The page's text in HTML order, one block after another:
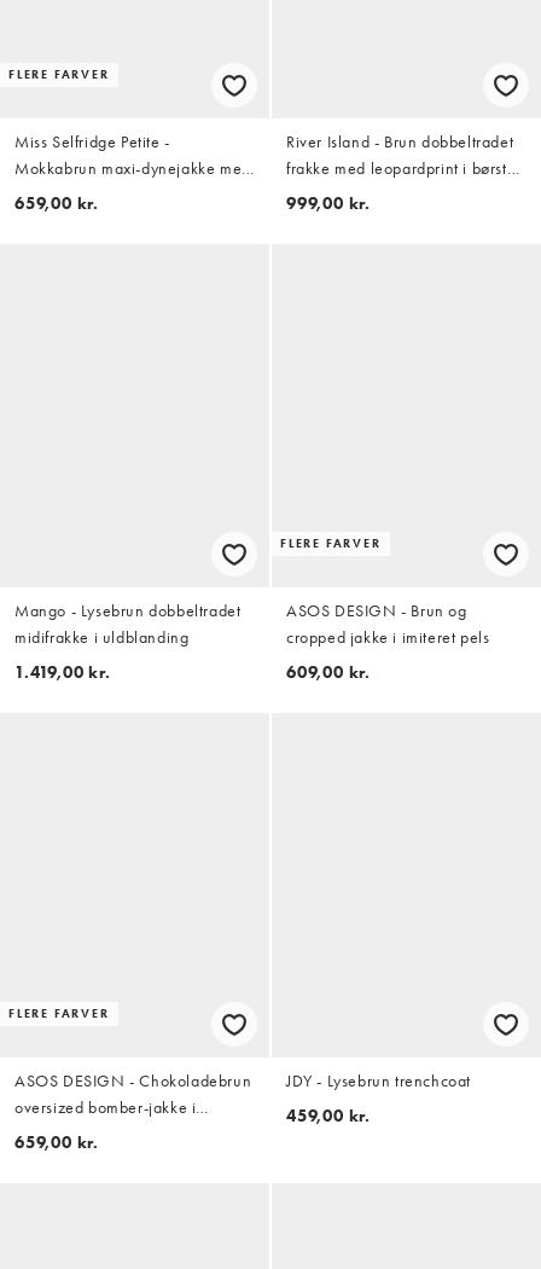
FLERE FARVER
Miss Selfridge Petite -
Mokkabrun maxi-dynejakke med
hætte og vatteringer
659,00 kr.
River Island - Brun dobbeltradet
frakke med leopardprint i børstet
stof
999,00 kr.
Mango - Lysebrun dobbeltradet
midifrakke i uldblanding
1.419,00 kr.
FLERE FARVER
ASOS DESIGN - Brun og
cropped jakke i imiteret pels
609,00 kr.
FLERE FARVER
ASOS DESIGN - Chokoladebrun
oversized bomber-jakke i
læderlook
659,00 kr.
JDY - Lysebrun trenchcoat
459,00 kr.